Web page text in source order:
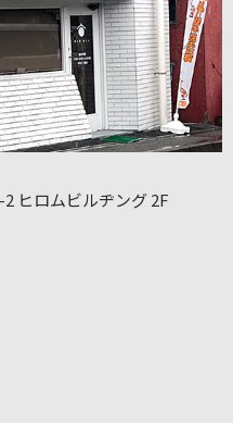
ヒロムビルヂング 2F